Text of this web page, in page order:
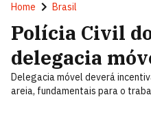
Home Brasil
Polícia Civil
delegacia
Delegacia móvel deverá
areia, fundamentais para o